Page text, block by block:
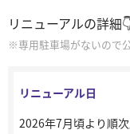
リニューアルの詳細
専⽤駐⾞場がないので
リニューアル日
2026年7⽉頃より順